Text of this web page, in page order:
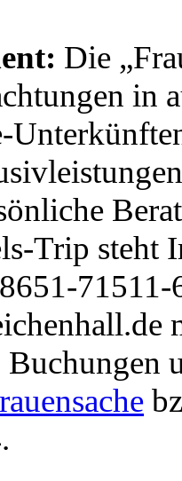
Die
in
Trip steht
71511-
Buchungen